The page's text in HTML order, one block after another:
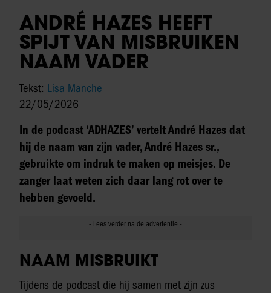
ANDRÉ HAZES HEEFT
SPIJT VAN MISBRUIKEN
NAAM VADER
Tekst: Lisa Manche
22/05/2026
In de podcast ‘ADHAZES’ vertelt André Hazes dat
hij de naam van zijn vader, André Hazes sr.,
gebruikte om indruk te maken op meisjes. De
zanger laat weten zich daar lang rot over te
hebben gevoeld.
NAAM MISBRUIKT
Tijdens de podcast die hij samen met zijn zus